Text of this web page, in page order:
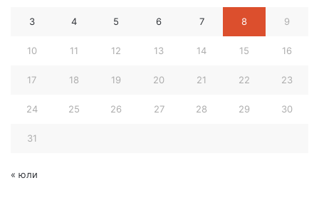
3 4 5 6 7 8 9
10 11 12 13 14 15 16
17 18 19 20 21 22 23
24 25 26 27 28 29 30
31
« юли